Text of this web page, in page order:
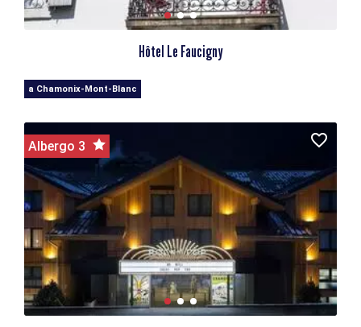
Hôtel Le Faucigny
a Chamonix-Mont-Blanc
Albergo 3